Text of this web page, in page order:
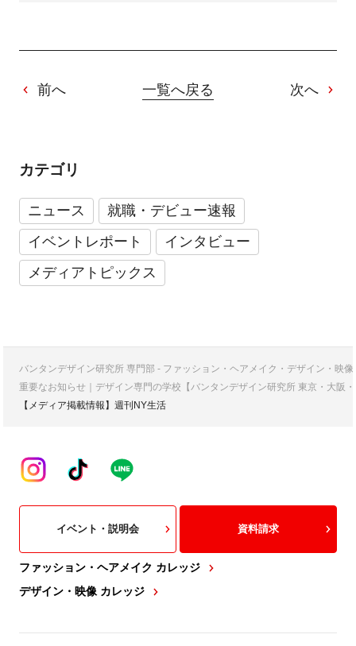
前へ 一覧へ戻る 次へ
カテゴリ
ニュース
就職・デビュー速報
イベントレポート
インタビュー
メディアトピックス
バンタンデザイン研究所 専門部 - ファッション・ヘアメイク・デザイン・映
重要なお知らせ｜デザイン専門の学校【バンタンデザイン研究所 東京・大阪
【メディア掲載情報】週刊NY生活
ファッション・ヘアメイク カレッジ
デザイン・映像 カレッジ
イベント・説明会 資料請求